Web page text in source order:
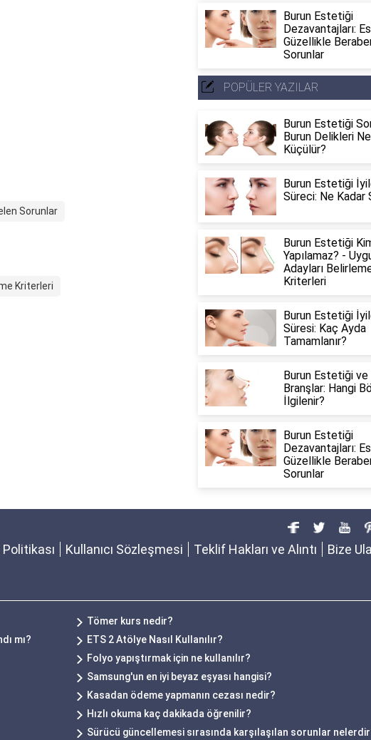
Sorunlar
Kriterleri
Burun Estetiği
Dezavantajları:
Güzellikle
Sorunlar
POPÜLER YAZILAR
Burun Estetiği
Burun Delikleri
Küçülür?
Burun Estetiği
Süreci: Ne Kadar
Burun Estetiği
Yapılamaz? -
Adayları
Kriterleri
Burun Estetiği
Süresi: Kaç Ayda
Tamamlanır?
Burun Estetiği ve
Branşlar: Hangi
İlgilenir?
Burun Estetiği
Dezavantajları:
Güzellikle
Sorunlar
Kullanıcı Sözleşmesi Teklif Hakları ve Alıntı Bize
Tömer kurs nedir?
mı?
ETS 2 Atölye Nasıl Kullanılır?
Folyo yapıştırmak için ne kullanılır?
Samsung'un en iyi beyaz eşyası hangisi?
Kasadan ödeme yapmanın cezası nedir?
Hızlı okuma kaç dakikada öğrenilir?
Sürücü güncellemesi sırasında karşılaşılan sorunlar